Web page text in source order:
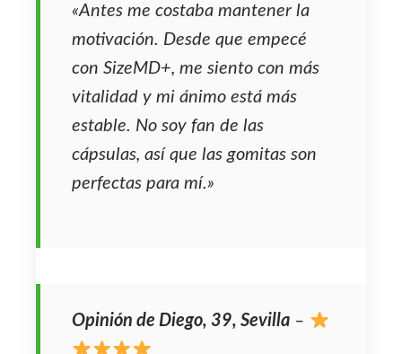
«Antes me costaba mantener la
motivación. Desde que empecé
con SizeMD+, me siento con más
vitalidad y mi ánimo está más
estable. No soy fan de las
cápsulas, así que las gomitas son
perfectas para mí.»
Opinión de Diego, 39, Sevilla –